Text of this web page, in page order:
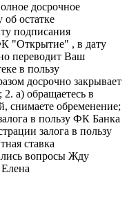
досрочное
остатке
подписания
"Открытие" , в дату
переводит Ваш
в пользу
досрочно закрывает
а) обращаетесь в
снимаете обременение;
в пользу ФК Банка
залога в пользу
ставка
вопросы Жду